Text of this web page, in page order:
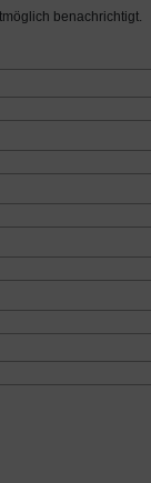
benachrichtigt.